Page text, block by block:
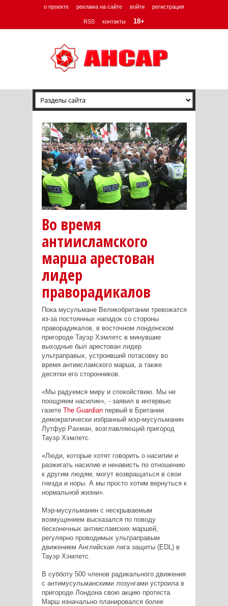
о проекте реклама на сайте войти регистрация
RSS контакты 18+
Во время
антиисламского
марша арестован
лидер
праворадикалов
Пока мусульмане Великобритании тревожатся
из-за постоянных нападок со стороны
праворадикалов, в восточном лондонском
пригороде Тауэр Хэмлетс в минувшие
выходные был арестован лидер
ультраправых, устроивший потасовку во
время антиисламского марша, а также
десятки его сторонников.
«Мы радуемся миру и спокойствию. Мы не
поощряем насилие», - заявил в интервью
газете The Guardianпервый в Британии
демократически избранный мэр-мусульманин
Лутфур Рахман, возглавляющий пригород
Тауэр Хэмлетс.
«Люди, которые хотят говорить о насилии и
разжигать насилие и ненависть по отношению
к другим людям, могут возвращаться в свои
гнезда и норы. А мы просто хотим вернуться к
нормальной жизни».
Мэр-мусульманин с нескрываемым
возмущением высказался по поводу
бесконечных антиисламских маршей,
регулярно проводимых ультраправым
движением Английская лига защиты (EDL ) в
Тауэр Хэмлетс.
В субботу 500 членов радикального движения
с антимусульманскими лозунгами устроила в
пригороде Лондона свою акцию протеста.
Марш изначально планировался более